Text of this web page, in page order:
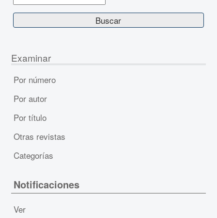
Examinar
Por número
Por autor
Por título
Otras revistas
Categorías
Notificaciones
Ver